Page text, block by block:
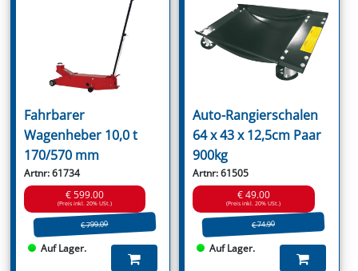
Fahrbarer
Wagenheber 10,0 t
170/570 mm
Artnr: 61734
€ 599.00
(Preis inkl. 20% USt.)
€ 799.00
Auf Lager.
Auto-Rangierschalen
64 x 43 x 12,5cm Paar
900kg
Artnr: 61505
€ 49.00
(Preis inkl. 20% USt.)
€ 74.90
Auf Lager.